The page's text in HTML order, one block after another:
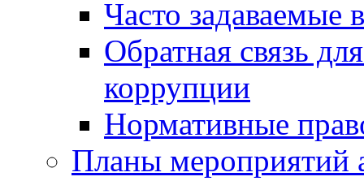
Часто задаваемые
Обратная связь
коррупции
Нормативные
Планы мероприятий